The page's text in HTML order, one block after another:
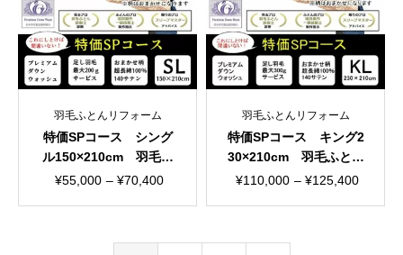
で
し
た。
¥29,700
で
す。
羽毛ふとんリフォーム
特価SPコース シング
ル150×210cm 羽毛ふ
とんリフォーム おまか
¥55,000 – ¥70,400
価
¥55,000
羽毛ふとんリフォーム
特価SPコース キング2
30×210cm 羽毛ふとん
リフォーム おまかせ柄
¥110,000 – ¥125,400
価